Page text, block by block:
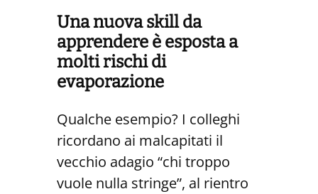
Una nuova skill da
apprendere è esposta a
molti rischi di
evaporazione
Qualche esempio? I colleghi
ricordano ai malcapitati il
vecchio adagio “chi troppo
vuole nulla stringe”, al rientro